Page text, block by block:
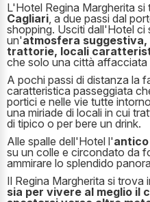
L'Hotel Regina Margherita
Cagliari, a due passi dal
shopping. Usciti dall'Hotel ci
un'atmosfera
trattorie, locali
che solo una città affacciata
A pochi passi di distanza la
caratteristica passeggiata
portici e nelle vie tutte
una miriade di locali in cui
di tipico o per bere un drink.
Alle spalle dell'Hotel l'
su un colle e circondato da
ammirare lo splendido
Il Regina Margherita si trova
sia per vivere al meglio il